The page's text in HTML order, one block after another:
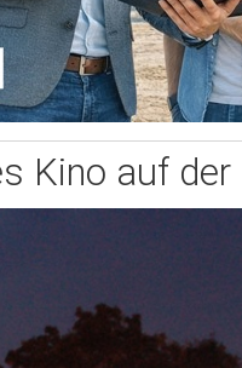
Kino auf der